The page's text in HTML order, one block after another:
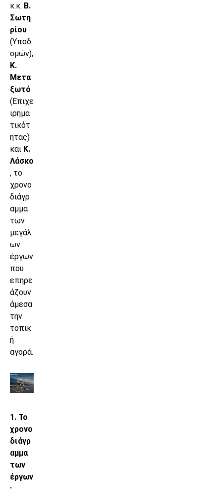
κ.κ. Β.
Σωτη
ρίου
(Υποδ
ομών),
Κ.
Μετα
ξωτό
(Επιχε
ιρημα
τικότ
ητας)
και Κ.
Λάσκο
, το
χρονο
διάγρ
αμμα
των
μεγάλ
ων
έργων
που
επηρε
άζουν
άμεσα
την
τοπικ
ή
αγορά.
1. Το
χρονο
διάγρ
αμμα
των
έργων